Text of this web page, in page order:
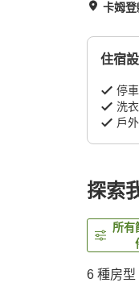
卡姆登
住宿
停
洗
戶
探索
所有
6 種房型